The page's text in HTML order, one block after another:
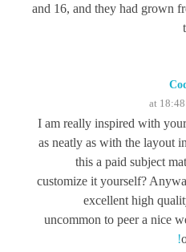
and 16, and they had grown
I am really inspired with
as neatly as with the layout
this a paid subject
customize it yourself?
excellent high
uncommon to peer a nice
!